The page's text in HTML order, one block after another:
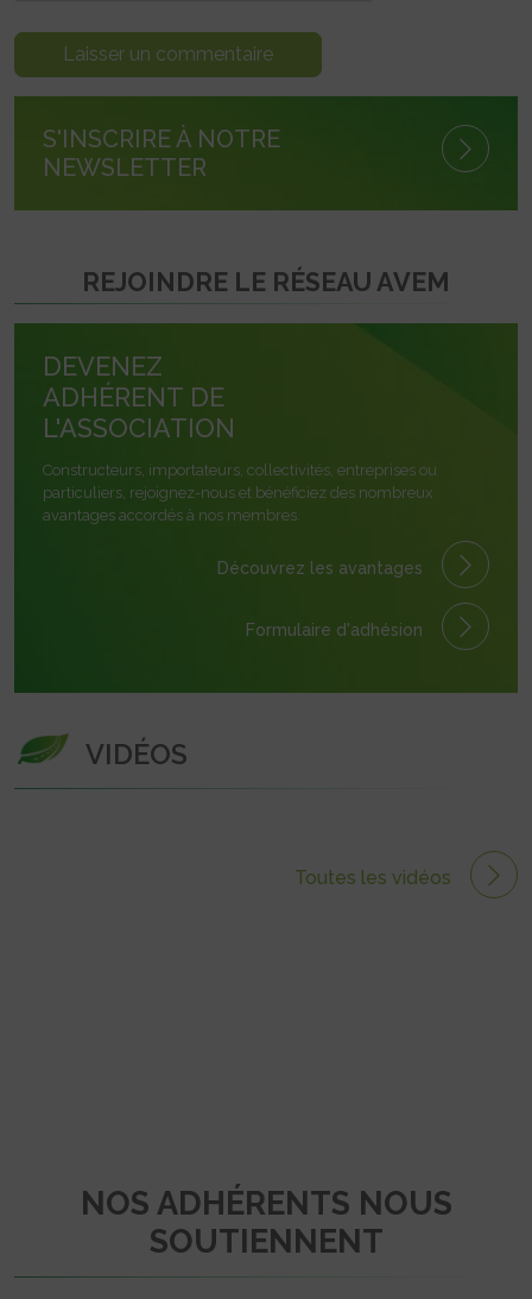
S'INSCRIRE À NOTRE
NEWSLETTER
REJOINDRE LE RÉSEAU AVEM
DEVENEZ
ADHÉRENT DE
L'ASSOCIATION
Constructeurs, importateurs, collectivités, entreprises ou
particuliers, rejoignez-nous et bénéficiez des nombreux
avantages accordés à nos membres.
Découvrez les avantages
Formulaire d'adhésion
VIDÉOS
Toutes les vidéos
NOS ADHÉRENTS NOUS
SOUTIENNENT